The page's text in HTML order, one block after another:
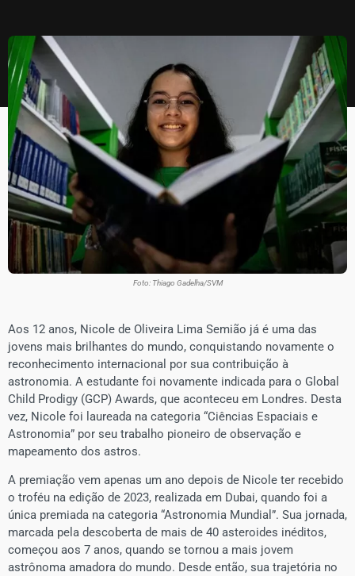
Foto: Thiago Gadelha/SVM
Aos 12 anos, Nicole de Oliveira Lima Semião já é uma das
jovens mais brilhantes do mundo, conquistando novamente o
reconhecimento internacional por sua contribuição à
astronomia. A estudante foi novamente indicada para o Global
Child Prodigy (GCP) Awards, que aconteceu em Londres. Desta
vez, Nicole foi laureada na categoria “Ciências Espaciais e
Astronomia” por seu trabalho pioneiro de observação e
mapeamento dos astros.
A premiação vem apenas um ano depois de Nicole ter recebido
o troféu na edição de 2023, realizada em Dubai, quando foi a
única premiada na categoria “Astronomia Mundial”. Sua jornada,
marcada pela descoberta de mais de 40 asteroides inéditos,
começou aos 7 anos, quando se tornou a mais jovem
astrônoma amadora do mundo. Desde então, sua trajetória no